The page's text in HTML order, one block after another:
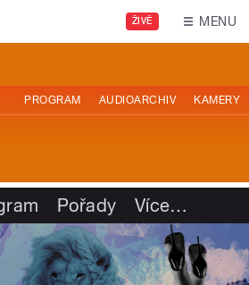
ŽIVĚ MENU
PROGRAM AUDIOARCHIV KAMERY
Pořady Více…